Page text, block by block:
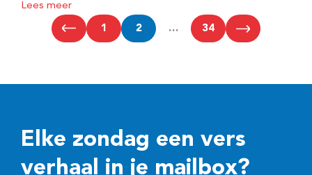
Lees meer
1 2 … 34
Elke zondag een vers
verhaal in je mailbox?